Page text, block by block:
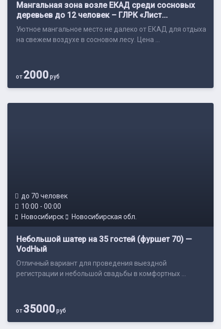
Мангальная зона возле ЕКАД среди сосновых
деревьев до 12 человек – ГЛРК «Лист...
Уютное мангальное место не далеко от ЕКАД для отдыха
на свежем воздухе в сосновом лесу. Цена ...
от2000 руб
до 70 человек
10:00 - 00:00
Новосибирск
Новосибирская обл.
Небольшой шатер на 35 гостей (фуршет 70) —
VodНый
Отличный вариант для проведения выездной
регистрации и небольшой свадьбы в комфортных ...
от35000 руб